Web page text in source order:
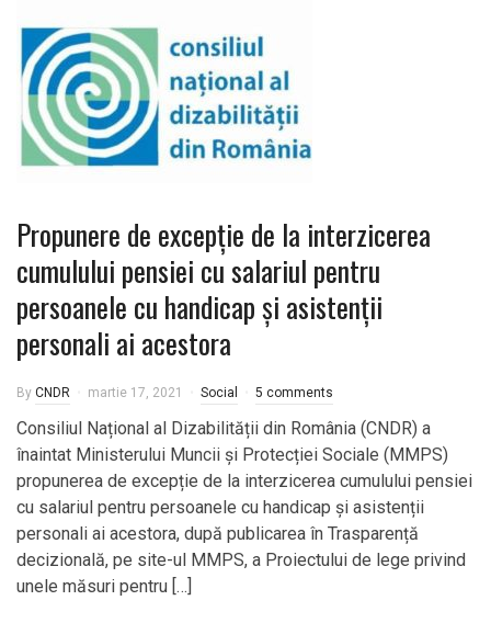
Propunere de excepție de la interzicerea
cumulului pensiei cu salariul pentru
persoanele cu handicap și asistenții
personali ai acestora
By CNDR martie 17, 2021 Social 5 comments
​Consiliul Național al Dizabilității din România (CNDR) a
înaintat Ministerului Muncii și Protecției Sociale (MMPS)
propunerea de excepție de la interzicerea cumulului pensiei
cu salariul pentru persoanele cu handicap și asistenții
personali ai acestora, după publicarea în Trasparență
decizională, pe site-ul MMPS, a Proiectului de lege privind
unele măsuri pentru […]